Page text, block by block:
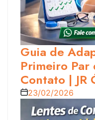
Guia de
Primeiro
Contato | JR
23/02/2026